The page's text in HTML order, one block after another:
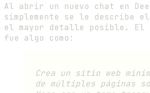
Al abrir un nuevo chat en
simplemente se le describe
el mayor detalle posible. El
fue algo como:
Crea un sitio web
de múltiples páginas